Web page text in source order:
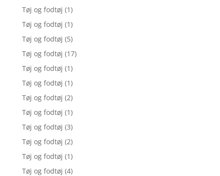
Tøj og fodtøj (1)
Tøj og fodtøj (1)
Tøj og fodtøj (5)
Tøj og fodtøj (17)
Tøj og fodtøj (1)
Tøj og fodtøj (1)
Tøj og fodtøj (2)
Tøj og fodtøj (1)
Tøj og fodtøj (3)
Tøj og fodtøj (2)
Tøj og fodtøj (1)
Tøj og fodtøj (4)